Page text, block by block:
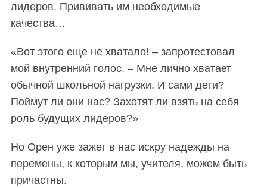
лидеров. Прививать им необходимые
качества…
«Вот этого еще не хватало! – запротестовал
мой внутренний голос. – Мне лично хватает
обычной школьной нагрузки. И сами дети?
Поймут ли они нас? Захотят ли взять на себя
роль будущих лидеров?»
Но Орен уже зажег в нас искру надежды на
перемены, к которым мы, учителя, можем быть
причастны.